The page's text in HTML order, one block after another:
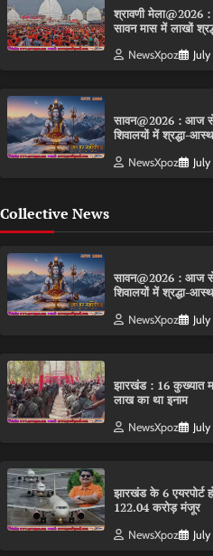
श्रावणी मेला@2026 :
सावन मास में लाखों
NewsXpoz
सावन@2026 : आज से
शिवालयों में श्रद्धा-
NewsXpoz
Collective News
सावन@2026 : आज से
शिवालयों में श्रद्धा-
NewsXpoz
झारखंड : 16 कुख्यात
लाख का था इनाम
NewsXpoz
झारखंड के 6 एयरपोर्ट
122.04 करोड़ मंजूर
NewsXpoz